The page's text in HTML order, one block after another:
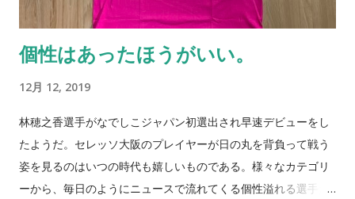
さっぱり（とは言えないものの）と洗い流す。そんな毎日を繰
り返してきたこの一年だった。 若者には希望がある。しかしそ
の希望を亡きものにしようとする者も存在する。そんなドロド
小さなことなのかも知れないが、少しずつでも前に向かってみ
るという気持ちが溢れてくる。ひたすら考え抜いていくことが
大事。 僕は迷っている。この先どうすればよいか迷っている。
時間軸で考えれば大した問題ではないのか、それとも。ゲーム
オーバーの前に気づける仕組み。ゲームオーバーにさせない勇
個性はあったほうがいい。
12月 12, 2019
林穂之香選手がなでしこジャパン初選出され早速デビューをし
たようだ。セレッソ大阪のプレイヤーが日の丸を背負って戦う
姿を見るのはいつの時代も嬉しいものである。様々なカテゴリ
ーから、毎日のようにニュースで流れてくる個性溢れる選手た